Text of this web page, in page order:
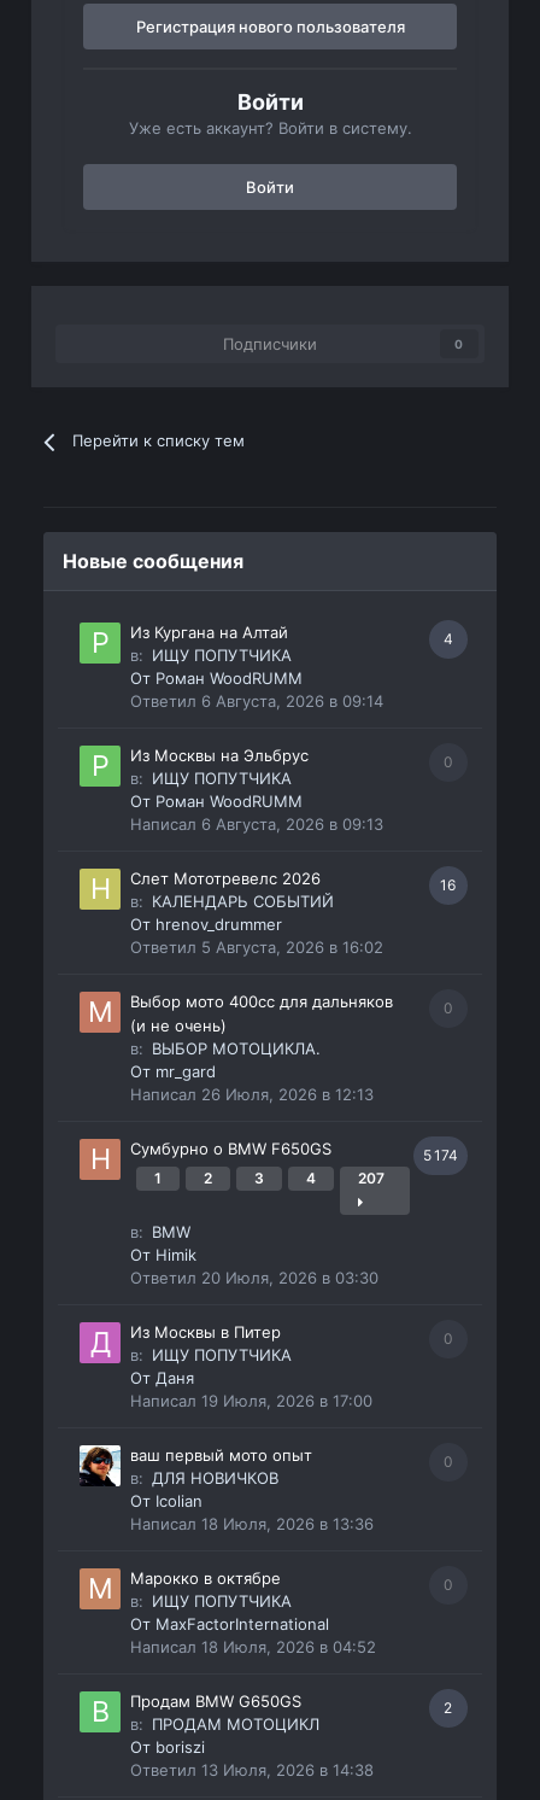
Регистрация нового пользователя
Войти
Уже есть аккаунт? Войти в систему.
Войти
Подписчики 0
Перейти к списку тем
Новые сообщения
4
Из Кургана на Алтай
в: ИЩУ ПОПУТЧИКА
От Роман WoodRUMM
Ответил 6 Августа, 2026 в 09:14
0
Из Москвы на Эльбрус
в: ИЩУ ПОПУТЧИКА
От Роман WoodRUMM
Написал 6 Августа, 2026 в 09:13
16
Слет Мототревелс 2026
в: КАЛЕНДАРЬ СОБЫТИЙ
От hrenov_drummer
Ответил 5 Августа, 2026 в 16:02
0
Выбор мото 400сс для дальняков
(и не очень)
в: ВЫБОР МОТОЦИКЛА.
От mr_gard
Написал 26 Июля, 2026 в 12:13
5 174
Сумбурно о BMW F650GS
1 2 3 4 207
в: BMW
От Himik
Ответил 20 Июля, 2026 в 03:30
0
Из Москвы в Питер
в: ИЩУ ПОПУТЧИКА
ОтДаня
Написал19 Июля, 2026 в 17:00
0
ваш первый мото опыт
в: ДЛЯ НОВИЧКОВ
От Icolian
Написал18 Июля, 2026 в 13:36
0
Марокко в октябре
в: ИЩУ ПОПУТЧИКА
От MaxFactorInternational
Написал18 Июля, 2026 в 04:52
2
Продам BMW G650GS
в: ПРОДАМ МОТОЦИКЛ
От boriszi
Ответил13 Июля, 2026 в 14:38